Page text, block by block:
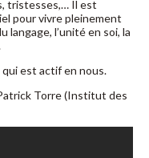
tristesses,… Il est
pour vivre pleinement
langage, l’unité en soi, la
qui est actif en nous.
Torre (Institut des